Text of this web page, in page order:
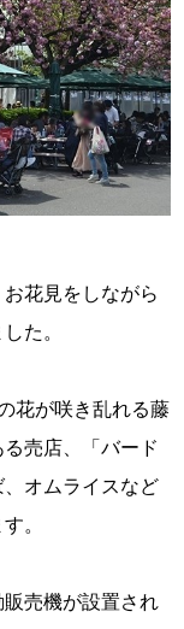
花見をしながら
た。
花が咲き乱れる藤
売店、「バード
オムライスなど
。
売機が設置され